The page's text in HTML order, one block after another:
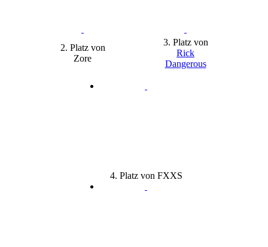
2. Platz von
Zore
3. Platz von
Rick
Dangerous
4. Platz von FXXS